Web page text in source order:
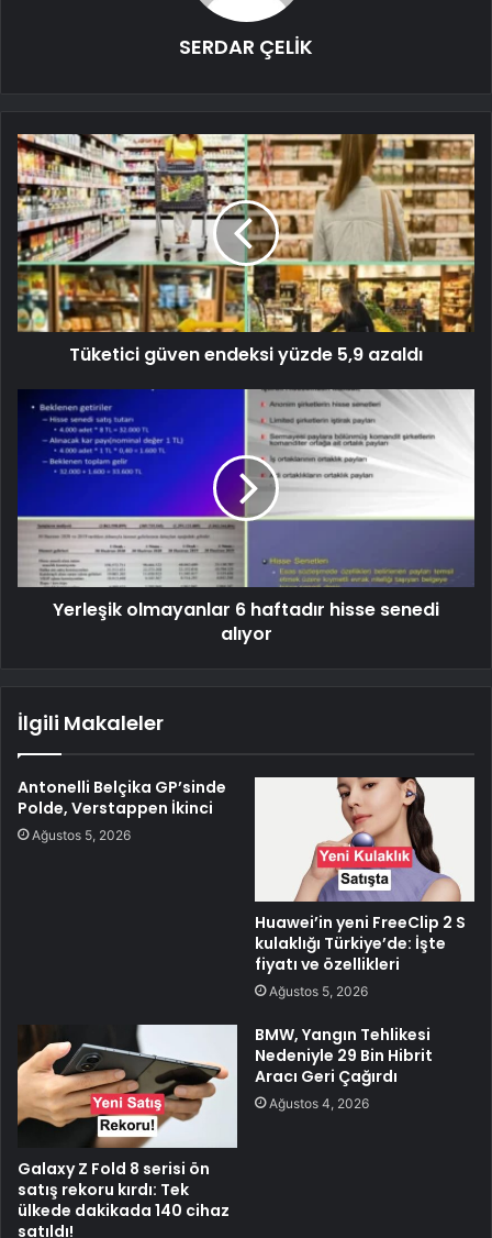
SERDAR ÇELİK
Tüketici güven endeksi yüzde 5,9 azaldı
Yerleşik olmayanlar 6 haftadır hisse senedi
alıyor
İlgili Makaleler
Antonelli Belçika GP’sinde
Polde, Verstappen İkinci
Ağustos 5, 2026
Huawei’in yeni FreeClip 2 S
kulaklığı Türkiye’de: İşte
fiyatı ve özellikleri
Ağustos 5, 2026
Galaxy Z Fold 8 serisi ön
satış rekoru kırdı: Tek
ülkede dakikada 140 cihaz
satıldı!
BMW, Yangın Tehlikesi
Nedeniyle 29 Bin Hibrit
Aracı Geri Çağırdı
Ağustos 4, 2026